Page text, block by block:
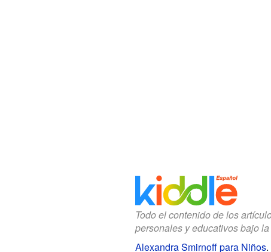
Todo el contenido de los
personales y educativos bajo
Alexandra Smirnoff para Niños.